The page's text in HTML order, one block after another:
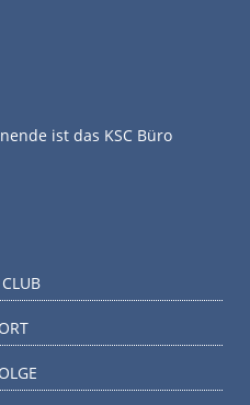
ist das KSC Büro